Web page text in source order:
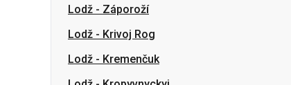
Lodž-Kropyvnyckyj
Lodž-Volodymyr